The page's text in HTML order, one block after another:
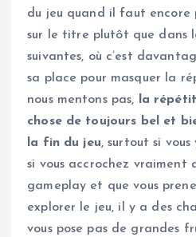
du jeu quand il faut encore
sur le titre plutôt que dans
suivantes, où c’est
sa place pour masquer la
nous mentons pas, la
chose de toujours bel et
la fin du jeu, surtout si
si vous accrochez vraiment
gameplay et que vous
explorer le jeu, il y a des
vous pose pas de grandes